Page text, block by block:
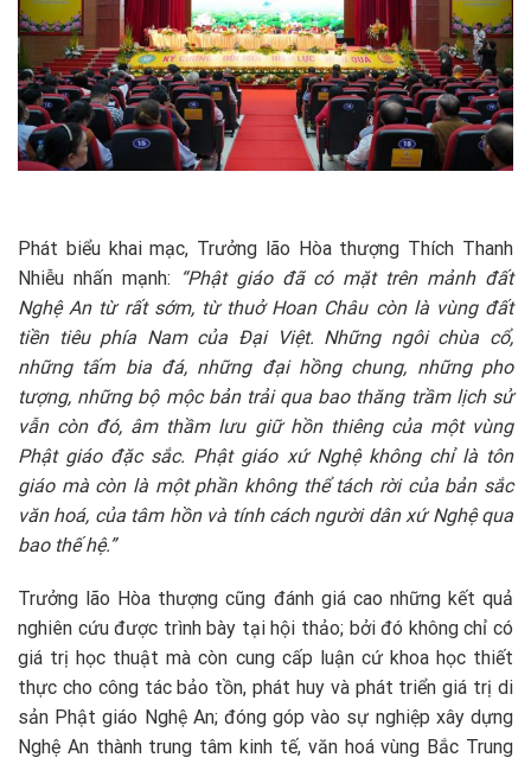
Phát biểu khai mạc, Trưởng lão Hòa thượng Thích Thanh
Nhiễu nhấn mạnh:
“Phật giáo đã có mặt trên mảnh đất
Nghệ An từ rất sớm, từ thuở Hoan Châu còn là vùng đất
tiền tiêu phía Nam của Đại Việt. Những ngôi chùa cổ,
những tấm bia đá, những đại hồng chung, những pho
tượng, những bộ mộc bản trải qua bao thăng trầm lịch sử
vẫn còn đó, âm thầm lưu giữ hồn thiêng của một vùng
Phật giáo đặc sắc. Phật giáo xứ Nghệ không chỉ là tôn
giáo mà còn là một phần không thể tách rời của bản sắc
văn hoá, của tâm hồn và tính cách người dân xứ Nghệ qua
bao thế hệ.”
Trưởng lão Hòa thượng cũng đánh giá cao những kết quả
nghiên cứu được trình bày tại hội thảo; bởi đó không chỉ có
giá trị học thuật mà còn cung cấp luận cứ khoa học thiết
thực cho công tác bảo tồn, phát huy và phát triển giá trị di
sản Phật giáo Nghệ An; đóng góp vào sự nghiệp xây dựng
Nghệ An thành trung tâm kinh tế, văn hoá vùng Bắc Trung